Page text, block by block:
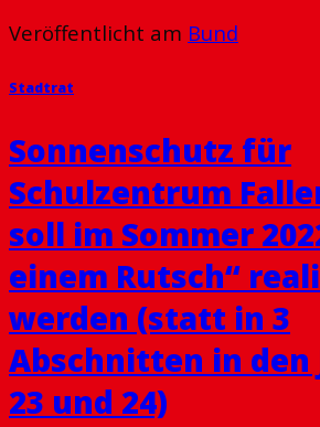
Veröffentlicht am Bund
Stadtrat
Sonnenschutz für
Schulzentrum
soll im Sommer
einem Rutsch“
werden (statt in 3
Abschnitten in den
23 und 24)